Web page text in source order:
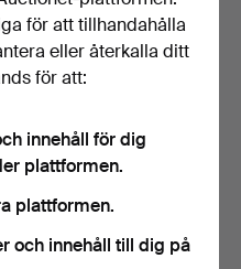
KNUD KYHN (F.
FREDERIKSBERG 1880, D.
FARUM…
Klubbades 30 jun 2026
3 bud
Utvalt
för att tillhandahålla
eller återkalla ditt
för att:
innehåll för dig
plattformen.
plattformen.
och innehåll till dig på